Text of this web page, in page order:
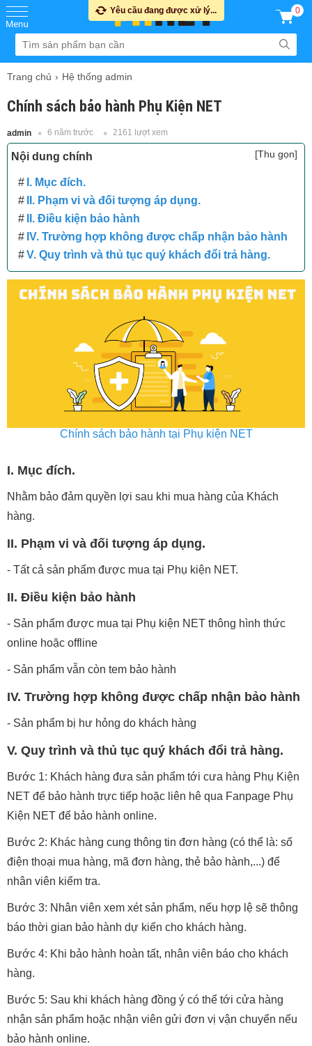
0
Trang chủ Hệ thống admin
Chính sách bảo hành Phụ Kiện NET
admin 6 năm trước 2161 lượt xem
Nội dung chính [Thu gọn]
I. Mục đích.
II. Phạm vi và đối tượng áp dụng.
II. Điều kiện bảo hành
IV. Trường hợp không được chấp nhận bảo hành
V. Quy trình và thủ tục quý khách đổi trả hàng.
Chính sách bảo hành tại Phụ kiện NET
I. Mục đích.
Nhằm bảo đảm quyền lợi sau khi mua hàng của Khách
hàng.
II. Phạm vi và đối tượng áp dụng.
- Tất cả sản phẩm được mua tại Phụ kiện NET.
II. Điều kiện bảo hành
- Sản phẩm được mua tại Phụ kiện NET thông hình thức
online hoặc offline
- Sản phẩm vẫn còn tem bảo hành
IV. Trường hợp không được chấp nhận bảo hành
- Sản phẩm bị hư hỏng do khách hàng
V. Quy trình và thủ tục quý khách đổi trả hàng.
Bước 1: Khách hàng đưa sản phẩm tới cưa hàng Phụ Kiện
NET để bảo hành trực tiếp hoặc liên hê qua Fanpage Phụ
Kiện NET để bảo hành online.
Bước 2: Khác hàng cung thông tin đơn hàng (có thể là: số
điện thoại mua hàng, mã đơn hàng, thẻ bảo hành,...) để
nhân viên kiểm tra.
Bước 3: Nhân viên xem xét sản phẩm, nếu hợp lệ sẽ thông
báo thời gian bảo hành dự kiến cho khách hàng.
Bước 4: Khi bảo hành hoàn tất, nhân viên báo cho khách
hàng.
Bước 5: Sau khi khách hàng đồng ý có thể tới cửa hàng
nhận sản phẩm hoặc nhận viên gửi đơn vị vận chuyển nếu
bảo hành online.
Yêu cầu đang được xử lý...